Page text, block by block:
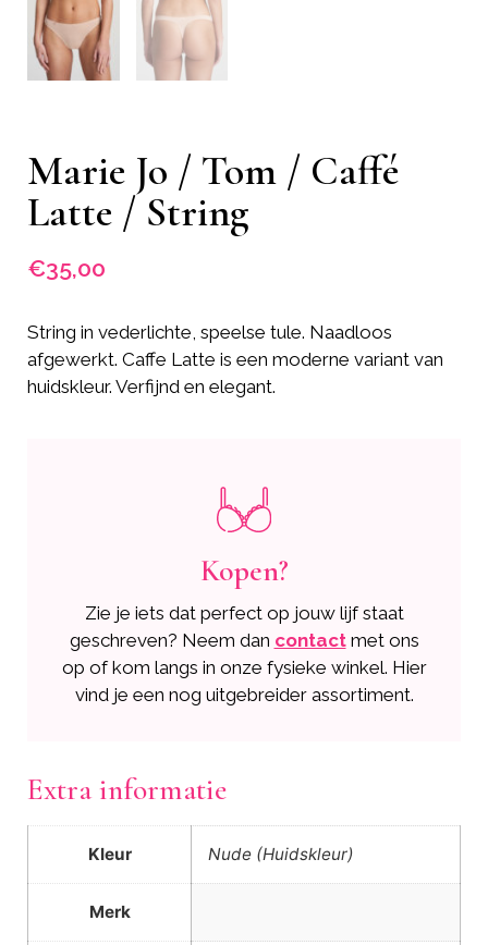
Marie Jo / Tom / Caffé
Latte / String
€35,00
String in vederlichte, speelse tule. Naadloos
afgewerkt. Caffe Latte is een moderne variant van
huidskleur. Verfijnd en elegant.
Kopen?
Zie je iets dat perfect op jouw lijf staat
geschreven? Neem dan contact met ons
op of kom langs in onze fysieke winkel. Hier
vind je een nog uitgebreider assortiment.
Extra informatie
Kleur Nude (Huidskleur)
Merk